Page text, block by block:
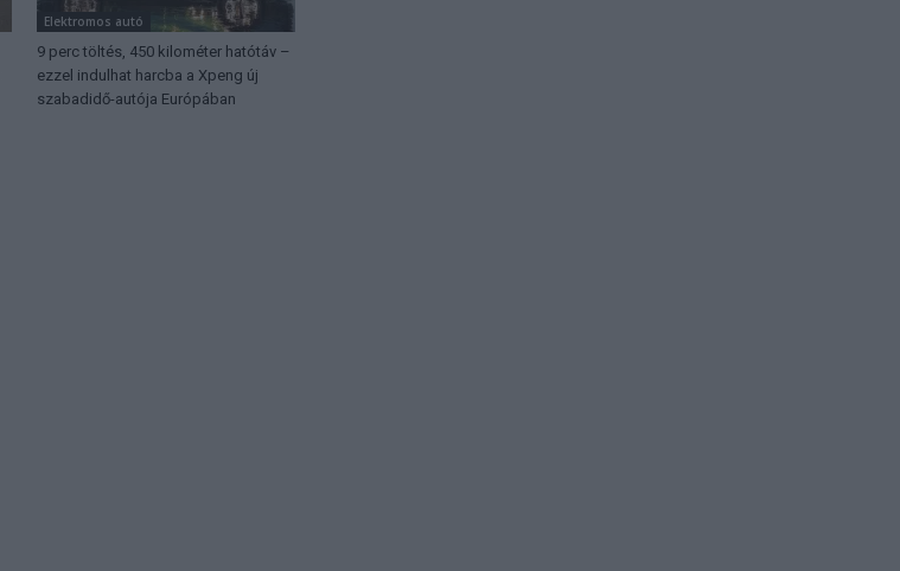
Elektromos autó
9 perc töltés, 450 kilométer hatótáv –
ezzel indulhat harcba a Xpeng új
szabadidő-autója Európában